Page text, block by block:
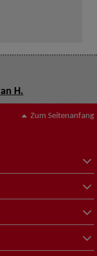
H.
Zum Seitenanfang